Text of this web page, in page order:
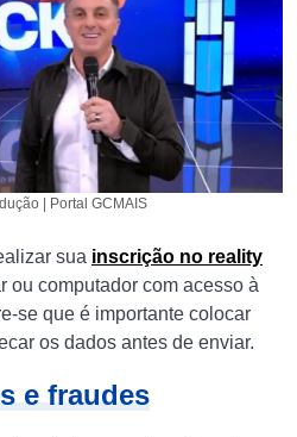
| Portal GCMAIS
sua inscrição no reality
computador com acesso à
se que é importante colocar
os dados antes de enviar.
e fraudes